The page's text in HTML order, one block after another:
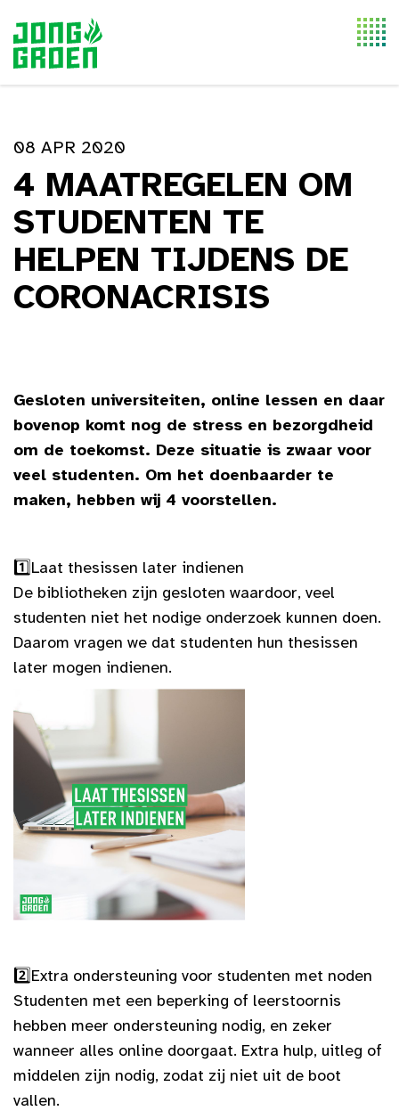
08 APR 2020
4 MAATREGELEN OM
STUDENTEN TE
HELPEN TIJDENS DE
CORONACRISIS
Gesloten universiteiten, online lessen en daar
bovenop komt nog de stress en bezorgdheid
om de toekomst. Deze situatie is zwaar voor
veel studenten. Om het doenbaarder te
maken, hebben wij 4 voorstellen.
1️⃣Laat thesissen later indienen
De bibliotheken zijn gesloten waardoor, veel
studenten niet het nodige onderzoek kunnen doen.
Daarom vragen we dat studenten hun thesissen
later mogen indienen.
2️⃣Extra ondersteuning voor studenten met noden
Studenten met een beperking of leerstoornis
hebben meer ondersteuning nodig, en zeker
wanneer alles online doorgaat. Extra hulp, uitleg of
middelen zijn nodig, zodat zij niet uit de boot
vallen.